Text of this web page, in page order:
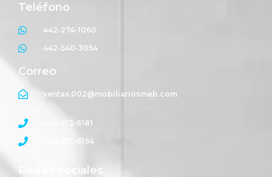
Teléfono
442-274-1060
442-540-3054
Correo
ventas.002@mobiliariosmeb.com
442-212-6181
442-213-6194
Redes sociales